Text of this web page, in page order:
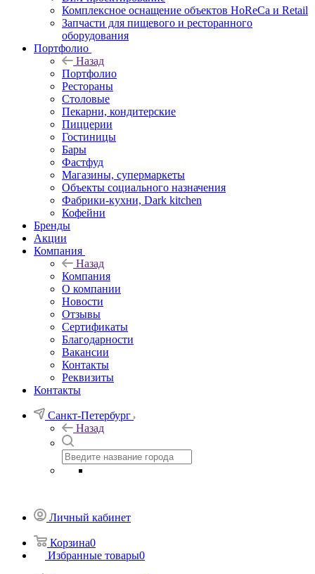
Комплексное оснащение объектов HoReCa и Retail
Запчасти для пищевого и ресторанного
оборудования
Портфолио
Назад
Портфолио
Рестораны
Столовые
Пекарни, кондитерские
Пиццерии
Гостиницы
Бары
Фастфуд
Магазины, супермаркеты
Объекты социального назначения
Фабрики-кухни, Dark kitchen
Кофейни
Бренды
Акции
Компания
Назад
Компания
О компании
Новости
Отзывы
Сертификаты
Благодарности
Вакансии
Контакты
Реквизиты
Контакты
Санкт-Петербург
Назад
Личный кабинет
Корзина0
Избранные товары0